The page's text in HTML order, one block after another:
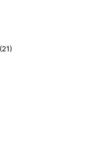
(21)